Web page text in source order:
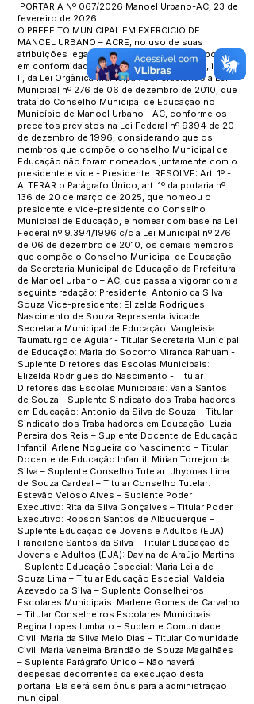
PORTARIA Nº 067/2026 Manoel Urbano-AC, 23 de
fevereiro de 2026.
O PREFEITO MUNICIPAL EM EXERCICIO DE
MANOEL URBANO – ACRE, no uso de suas
atribuições legais, que lhe são conferidas por lei,
em conformidade com que dispõe o art. 54, inciso
II, da Lei Orgânica Municipal. Considerando a Lei
Municipal nº 276 de 06 de dezembro de 2010, que
trata do Conselho Municipal de Educação no
Município de Manoel Urbano - AC, conforme os
preceitos previstos na Lei Federal nº 9394 de 20
de dezembro de 1996, considerando que os
membros que compõe o conselho Municipal de
Educação não foram nomeados juntamente com o
presidente e vice - Presidente. RESOLVE: Art. 1º -
ALTERAR o Parágrafo Único, art. 1º da portaria nº
136 de 20 de março de 2025, que nomeou o
presidente e vice-presidente do Conselho
Municipal de Educação, e nomear com base na Lei
Federal nº 9.394/1996 c/c a Lei Municipal nº 276
de 06 de dezembro de 2010, os demais membros
que compõe o Conselho Municipal de Educação
da Secretaria Municipal de Educação da Prefeitura
de Manoel Urbano – AC, que passa a vigorar com a
seguinte redação: Presidente: Antonio da Silva
Souza Vice-presidente: Elizelda Rodrigues
Nascimento de Souza Representatividade:
Secretaria Municipal de Educação: Vangleisia
Taumaturgo de Aguiar - Titular Secretaria Municipal
de Educação: Maria do Socorro Miranda Rahuam -
Suplente Diretores das Escolas Municipais:
Elizelda Rodrigues do Nascimento - Titular
Diretores das Escolas Municipais: Vania Santos
de Souza - Suplente Sindicato dos Trabalhadores
em Educação: Antonio da Silva de Souza – Titular
Sindicato dos Trabalhadores em Educação: Luzia
Pereira dos Reis – Suplente Docente de Educação
Infantil: Arlene Nogueira do Nascimento – Titular
Docente de Educação Infantil: Mirian Torrejon da
Silva – Suplente Conselho Tutelar: Jhyonas Lima
de Souza Cardeal – Titular Conselho Tutelar:
Estevão Veloso Alves – Suplente Poder
Executivo: Rita da Silva Gonçalves – Titular Poder
Executivo: Robson Santos de Albuquerque –
Suplente Educação de Jovens e Adultos (EJA):
Francilene Santos da Silva – Titular Educação de
Jovens e Adultos (EJA): Davina de Araújo Martins
– Suplente Educação Especial: Maria Leila de
Souza Lima – Titular Educação Especial: Valdeia
Azevedo da Silva – Suplente Conselheiros
Escolares Municipais: Marlene Gomes de Carvalho
– Titular Conselheiros Escolares Municipais:
Regina Lopes Iumbato – Suplente Comunidade
Civil: Maria da Silva Melo Dias – Titular Comunidade
Civil: Maria Vaneima Brandão de Souza Magalhães
– Suplente Parágrafo Único – Não haverá
despesas decorrentes da execução desta
portaria. Ela será sem ônus para a administração
municipal.